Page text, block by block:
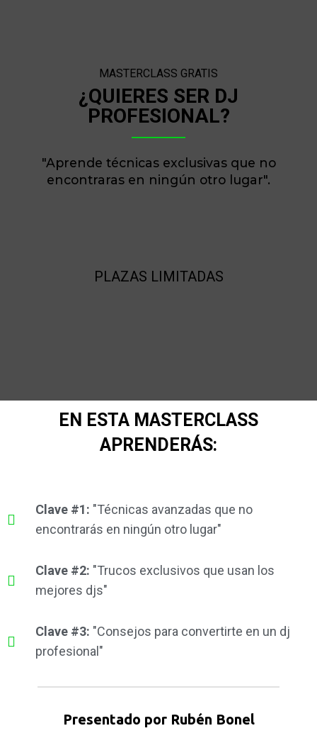
MASTERCLASS GRATIS
¿QUIERES SER DJ
PROFESIONAL?
"Aprende técnicas exclusivas que no
encontraras en ningún otro lugar".
PLAZAS LIMITADAS
EN ESTA MASTERCLASS
APRENDERÁS:
Clave #1: "Técnicas avanzadas que no
encontrarás en ningún otro lugar"
Clave #2: "Trucos exclusivos que usan los
mejores djs"
Clave #3: "Consejos para convertirte en un dj
profesional"
Presentado por Rubén Bonel